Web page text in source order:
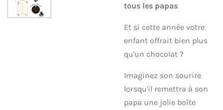
tous les papas
Et si cette année votre
enfant offrait bien plus
qu'un chocolat ?
Imaginez son sourire
lorsqu'il remettra à son
papa une jolie boîte